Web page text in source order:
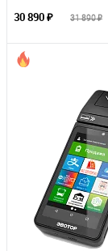
30 890 ₽ 31 890 ₽